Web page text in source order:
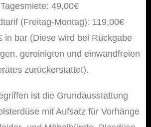
Tagesmiete: 49,00€
(Freitag-Montag): 119,00€
in bar (Diese wird bei Rückgabe
gereinigten und einwandfreien
zurückerstattet).
ist die Grundausstattung
mit Aufsatz für Vorhänge